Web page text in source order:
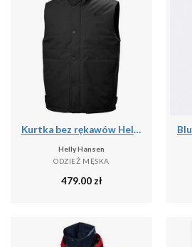
Kurtka bez rękawów Helly Hansen Escape Ins
Helly Hansen
ODZIEŻ MĘSKA
479.00 zł